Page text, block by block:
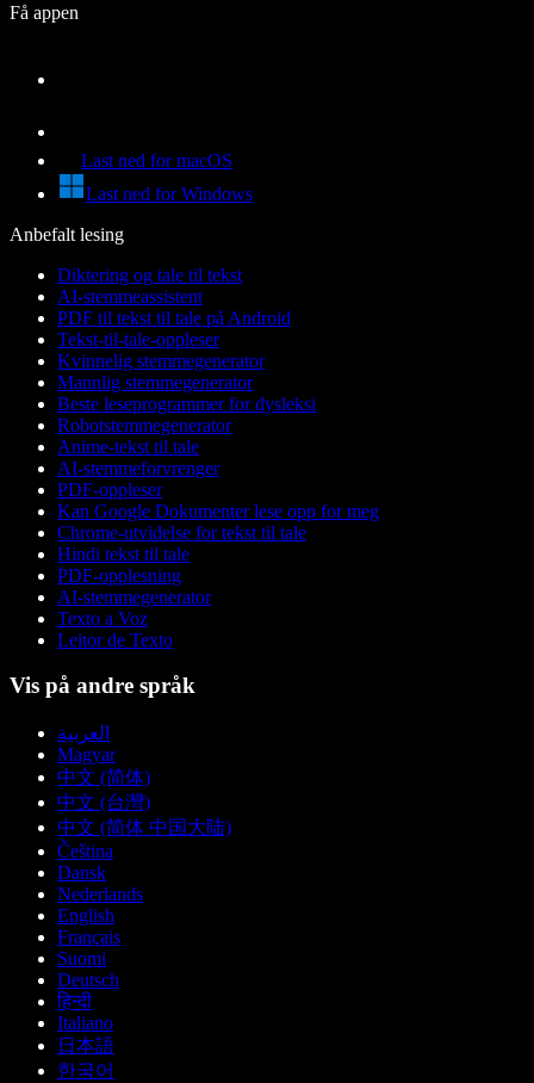
Få appen
Last ned for macOS
Last ned for Windows
Anbefalt lesing
Diktering og tale til tekst
AI-stemmeassistent
PDF til tekst til tale på Android
Tekst-til-tale-oppleser
Kvinnelig stemmegenerator
Mannlig stemmegenerator
Beste leseprogrammer for dysleksi
Robotstemmegenerator
Anime-tekst til tale
AI-stemmeforvrenger
PDF-oppleser
Kan Google Dokumenter lese opp for meg
Chrome-utvidelse for tekst til tale
Hindi tekst til tale
PDF-opplesning
AI-stemmegenerator
Texto a Voz
Leitor de Texto
Vis på andre språk
العربية
Magyar
中文 (简体)
中文 (台灣)
中文 (简体 中国大陆)
Čeština
Dansk
Nederlands
English
Français
Suomi
Deutsch
हिन्दी
Italiano
日本語
한국어